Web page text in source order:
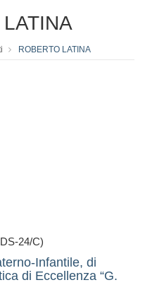
ROBERTO LATINA
24/C)
Infantile, di
di Eccellenza “G.